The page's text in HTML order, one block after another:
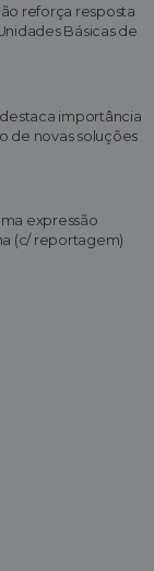
reforça resposta
Básicas de
destaca importância
de novas soluções
expressão
(c/ reportagem)